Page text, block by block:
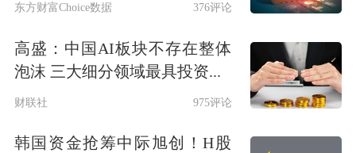
印度民航总局发表声明说，飞行员在航
班起飞后不久向空管中心发出求救信
号，但随后并未回应空管发出的呼叫。
东方财富Choice数据 376评论
高盛：中国AI板块不存在整体
泡沫 三大细分领域最具投资...
财联社 975评论
韩国资金抢筹中际旭创！H股